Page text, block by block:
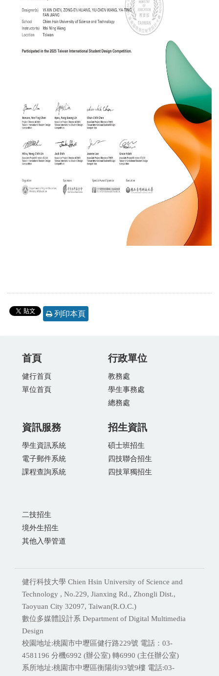
列印本頁
首頁
健行首頁
單位首頁
行政單位
教務處
學生事務處
總務處
資訊服務
學生資訊系統
電子郵件系統
課程查詢系統
招生資訊
碩士班招生
四技聯合招生
四技單獨招生
二技招生
境外生招生
其他入學管道
健行科技大學 Chien Hsin University of Science and
Technology , No.229, Jianxing Rd., Zhongli Dist.,
Taoyuan City 32097, Taiwan(R.O.C.)
數位多媒體設計系 Department of Digital Multimedia
Design
校園地址:桃園市中壢區健行路229號 電話：03-
4581196 分機6992 (辦公室) 轉6990 (主任辦公室)
系所地址:桃園市中壢區衡陽街93號9樓 電話:03-